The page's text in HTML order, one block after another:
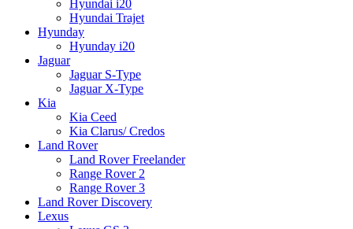
Hyundai i20
Hyundai Trajet
Hyunday
Hyunday i20
Jaguar
Jaguar S-Type
Jaguar X-Type
Kia
Kia Ceed
Kia Clarus/ Credos
Land Rover
Land Rover Freelander
Range Rover 2
Range Rover 3
Land Rover Discovery
Lexus